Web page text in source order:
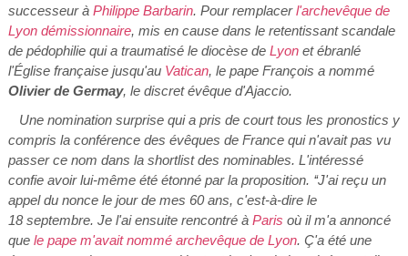
successeur à Philippe Barbarin. Pour remplacerl'archevêque de
Lyon démissionnaire, mis en cause dans le retentissant scandale
de pédophilie qui a traumatisé le diocèse de Lyonet ébranlé
l'Église française jusqu'au Vatican, le pape François a nommé
Olivier de Germay, le discret évêque d'Ajaccio.
Une nomination surprise qui a pris de court tous les pronostics y
compris la conférence des évêques de France qui n'avait pas vu
passer ce nom dans la shortlist des nominables. L'intéressé
confie avoir lui-même été étonné par la proposition. ‘‘J'ai reçu un
appel du nonce le jour de mes 60 ans, c'est-à-dire le
18 septembre. Je l'ai ensuite rencontré à Paris où il m'a annoncé
que le pape m'avait nommé archevêque de Lyon. Ç'a été une